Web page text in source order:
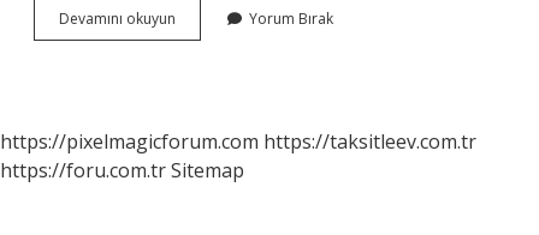
Devamını okuyun
Abonman
Yorum Bırak
https://pixelmagicforum.com https://taksitleev.com.tr
https://foru.com.trSitemap